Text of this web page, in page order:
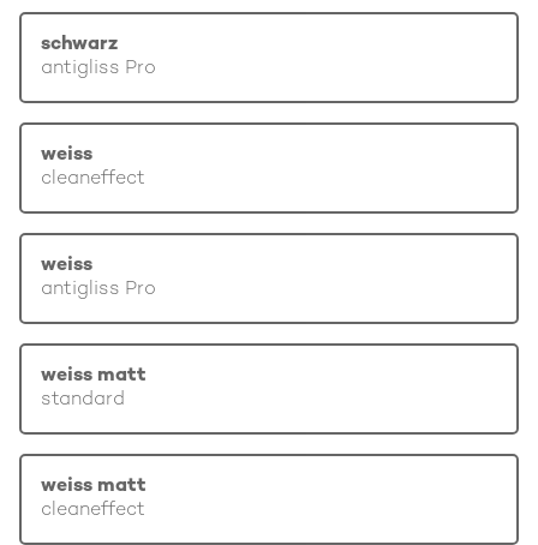
schwarz
antigliss Pro
weiss
cleaneffect
weiss
antigliss Pro
weiss matt
standard
weiss matt
cleaneffect